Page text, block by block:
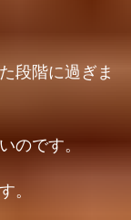
段階に過ぎま
のです。
。